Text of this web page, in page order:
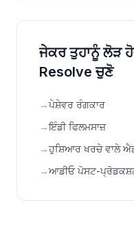
ਜੇਕਰ ਤੁਹਾਨੂੰ ਲੋੜ
Resolve ਚੁਣੋ
→ਪੇਸ਼ੇਵਰ ਰੰਗਕਾਰ
→ਇੰਡੀ ਫਿਲਮਸਾਜ਼
→ਹੁਸ਼ਿਆਰ ਖਰਚੇ ਵਾਲੇ
→ਆਡੀਓ ਪੋਸਟ-